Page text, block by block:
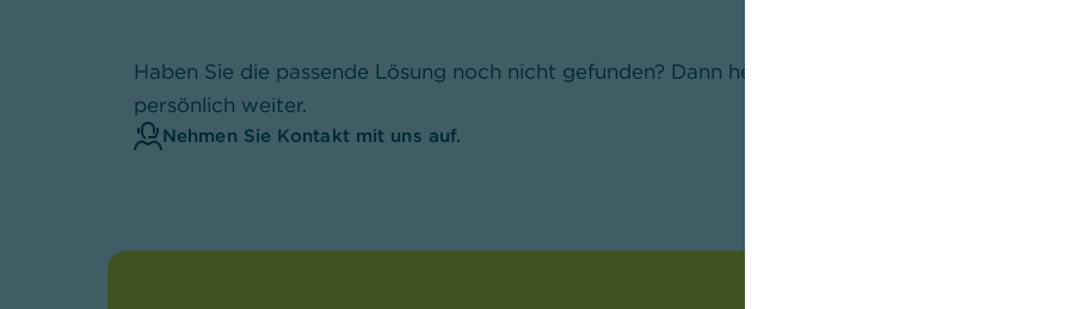
Haben Sie die passende Lösung noch nicht gefunden? Dann helfen wir Ihnen gerne
persönlich weiter.
Nehmen Sie Kontakt mit uns auf.